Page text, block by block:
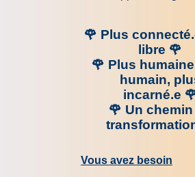
🌹 Plus
libre 🌹
🌹 Plus
humain,
incarné.e
🌹 Un
Vous avez besoin